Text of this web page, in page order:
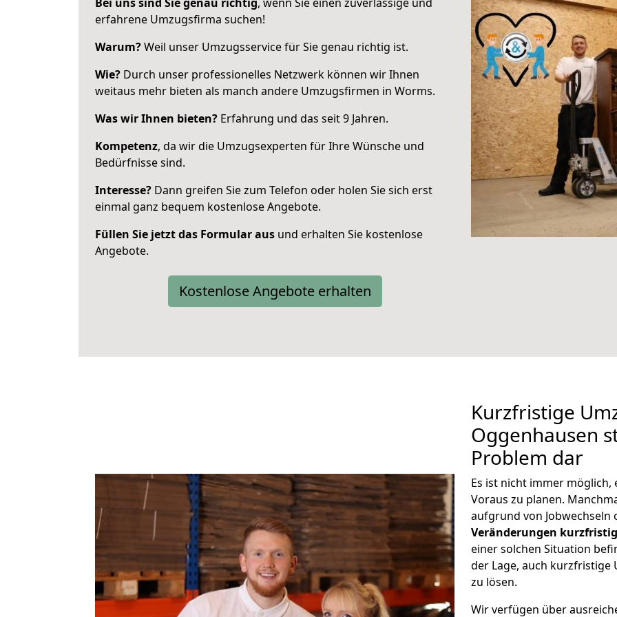
erfahrene Umzugsfirma suchen!
Warum?Weil unser Umzugsservice für Sie genau richtig ist.
Wie? Durch unser professionelles Netzwerk können wir Ihnen
weitaus mehr bieten als manch andere Umzugsfirmen in Worms.
Was wir Ihnen bieten? Erfahrung und das seit 9 Jahren.
Kompetenz, da wir die Umzugsexperten für Ihre Wünsche und
Bedürfnisse sind.
Interesse? Dann greifen Sie zum Telefon oder holen Sie sich erst
einmal ganz bequem kostenlose Angebote.
Füllen Sie jetzt das Formular aus und erhalten Sie kostenlose
Angebote.
Kostenlose Angebote erhalten
Kurzfristige
Oggenhausen
Problem dar
Es ist nicht immer
Voraus zu planen.
aufgrund von
Veränderungen
einer solchen Situation
der Lage, auch kurzfristige
zu lösen.
Wir verfügen über